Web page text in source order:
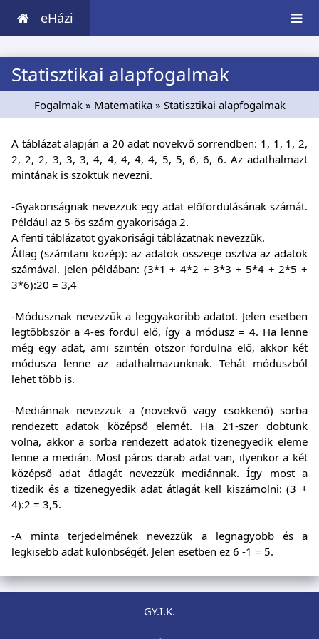
eHázi
Statisztikai alapfogalmak
Fogalmak » Matematika » Statisztikai alapfogalmak
A táblázat alapján a 20 adat növekvő sorrendben: 1, 1, 1, 2,
2, 2, 2, 3, 3, 3, 4, 4, 4, 4, 4, 5, 5, 6, 6, 6. Az adathalmazt
mintának is szoktuk nevezni.
-Gyakoriságnak nevezzük egy adat előfordulásának számát.
Például az 5-ös szám gyakorisága 2.
A fenti táblázatot gyakorisági táblázatnak nevezzük.
Átlag (számtani közép): az adatok összege osztva az adatok
számával. Jelen példában: (3*1 + 4*2 + 3*3 + 5*4 + 2*5 +
3*6):20 = 3,4
-Módusznak nevezzük a leggyakoribb adatot. Jelen esetben
legtöbbször a 4-es fordul elő, így a módusz = 4. Ha lenne
még egy adat, ami szintén ötször fordulna elő, akkor két
módusza lenne az adathalmazunknak. Tehát móduszból
lehet több is.
-Mediánnak nevezzük a (növekvő vagy csökkenő) sorba
rendezett adatok középső elemét. Ha 21-szer dobtunk
volna, akkor a sorba rendezett adatok tizenegyedik eleme
lenne a medián. Most páros darab adat van, ilyenkor a két
középső adat átlagát nevezzük mediánnak. Így most a
tizedik és a tizenegyedik adat átlagát kell kiszámolni: (3 +
4):2 = 3,5.
-A minta terjedelmének nevezzük a legnagyobb és a
legkisebb adat különbségét. Jelen esetben ez 6 -1 = 5.
GY.I.K.